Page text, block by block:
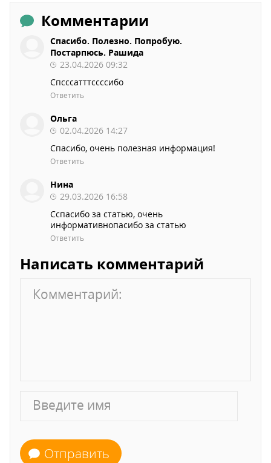
Комментарии
Спасибо. Полезно. Попробую.
Постарпюсь. Рашида
23.04.2026 09:32
Спсссатттссссибо
Ответить
Ольга
02.04.2026 14:27
Спасибо, очень полезная информация!
Ответить
Нина
29.03.2026 16:58
Сспасибо за статью, очень
информативнопасибо за статью
Ответить
Написать комментарий
Отправить